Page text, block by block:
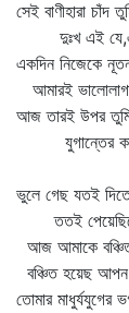
সেই বাণীহারা
দুঃখ এই
একদিন নিজেকে নূতন
আমারই
আজ তারই উপর তুমি
যুগান্তের
ভুলে গেছ যতই
ততই
আজ আমাকে
বঞ্চিত হয়েছ আপন
তোমার মাধুর্যযুগের